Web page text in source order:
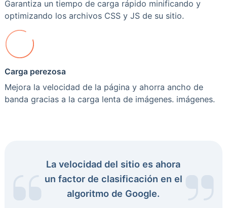
Garantiza un tiempo de carga rápido minificando y
optimizando los archivos CSS y JS de su sitio.
Carga perezosa
Mejora la velocidad de la página y ahorra ancho de
banda gracias a la carga lenta de imágenes. imágenes.
La velocidad del sitio es ahora
un factor de clasificación en el
algoritmo de Google.